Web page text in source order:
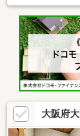
本線線「平野」駅
わせください。
大阪府